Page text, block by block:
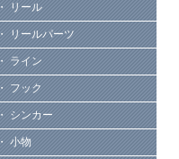
・ リール
・ リールパーツ
・ ライン
・ フック
・ シンカー
・ 小物